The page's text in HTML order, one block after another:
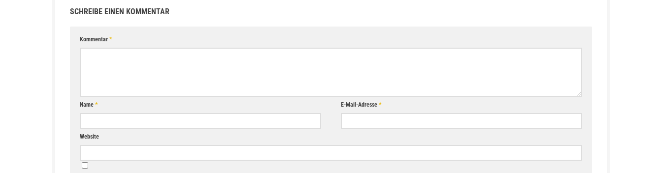
SCHREIBE EINEN KOMMENTAR
Kommentar *
Name * E-Mail-Adresse*
Website